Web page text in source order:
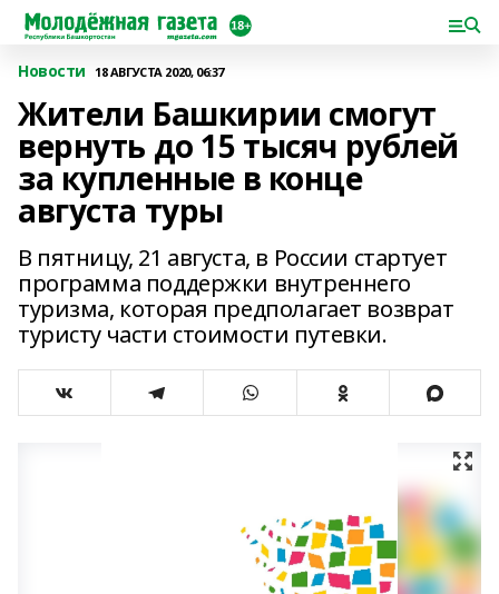
Новости 18 АВГУСТА 2020, 06:37
Жители Башкирии смогут
вернуть до 15 тысяч рублей
за купленные в конце
августа туры
В пятницу, 21 августа, в России стартует
программа поддержки внутреннего
туризма, которая предполагает возврат
туристу части стоимости путевки.